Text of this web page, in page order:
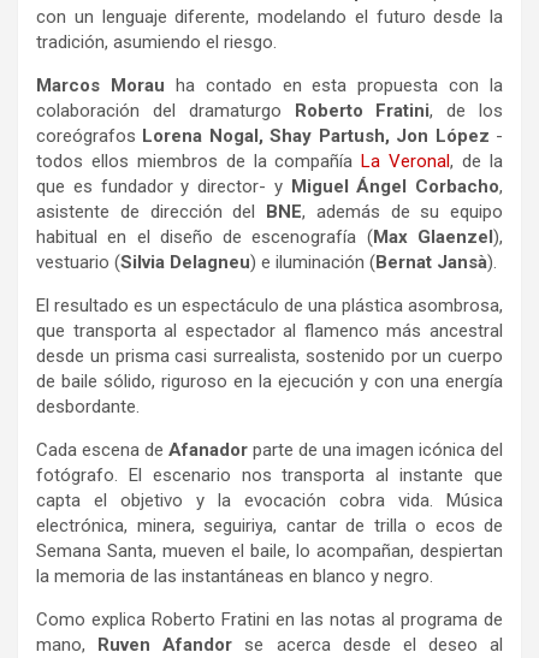
con un lenguaje diferente, modelando el futuro desde la
tradición, asumiendo el riesgo.
Marcos Morau ha contado en esta propuesta con la
colaboración del dramaturgo Roberto Fratini, de los
coreógrafos Lorena Nogal, Shay Partush, Jon López -
todos ellos miembros de la compañíaLa Veronal, de la
que es fundador y director- y Miguel Ángel Corbacho,
asistente de dirección del BNE, además de su equipo
habitual en el diseño de escenografía (Max Glaenzel),
vestuario (Silvia Delagneu) e iluminación (Bernat Jansà).
El resultado es un espectáculo de una plástica asombrosa,
que transporta al espectador al flamenco más ancestral
desde un prisma casi surrealista, sostenido por un cuerpo
de baile sólido, riguroso en la ejecución y con una energía
desbordante.
Cada escena de Afanador parte de una imagen icónica del
fotógrafo. El escenario nos transporta al instante que
capta el objetivo y la evocación cobra vida. Música
electrónica, minera, seguiriya, cantar de trilla o ecos de
Semana Santa, mueven el baile, lo acompañan, despiertan
la memoria de las instantáneas en blanco y negro.
Como explica Roberto Fratini en las notas al programa de
mano, Ruven Afandor se acerca desde el deseo al